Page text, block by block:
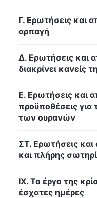
Γ. Ερωτήσεις και
αρπαγή
Δ. Ερωτήσεις και
διακρίνει κανείς
Ε. Ερωτήσεις και
προϋποθέσεις για
των ουρανών
ΣΤ. Ερωτήσεις και
και πλήρης
IX. Το έργο της
έσχατες ημέρες